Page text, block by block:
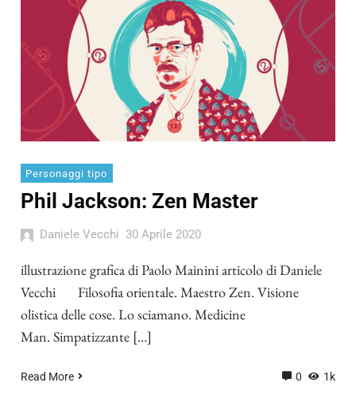
Personaggi tipo
Phil Jackson: Zen Master
Daniele Vecchi 30 Aprile 2020
illustrazione grafica di Paolo Mainini articolo di Daniele
Vecchi Filosofia orientale. Maestro Zen. Visione
olistica delle cose. Lo sciamano. Medicine
Man. Simpatizzante […]
Read More 0 1k